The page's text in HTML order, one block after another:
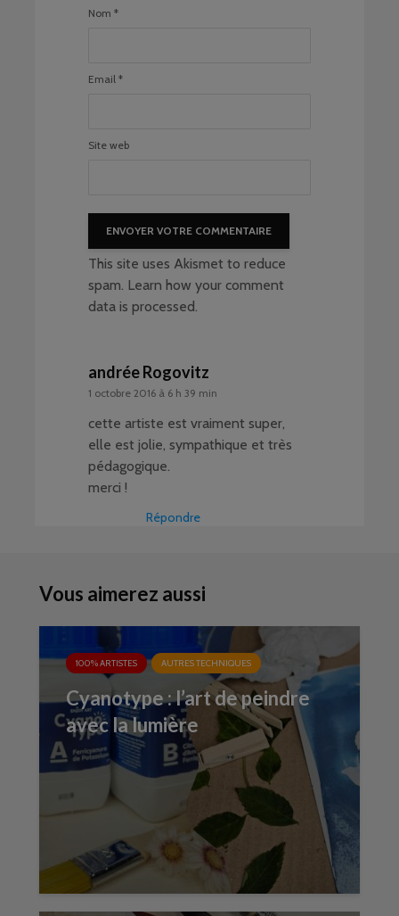
Nom *
Email *
Site web
This site uses Akismet to reduce
spam. Learn how your comment
data is processed.
andrée Rogovitz
1 octobre 2016 à 6 h 39 min
cette artiste est vraiment super,
elle est jolie, sympathique et très
pédagogique.
merci !
Répondre
Vous aimerez aussi
100% ARTISTES AUTRES TECHNIQUES
Cyanotype : l’art de peindre
avec la lumière